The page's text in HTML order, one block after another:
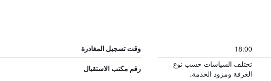
18:00 وقت تسجيل المغادرة
تختلف السياسات حسب نوع
الغرفة ومزود الخدمة.
رقم مكتب الاستقبال